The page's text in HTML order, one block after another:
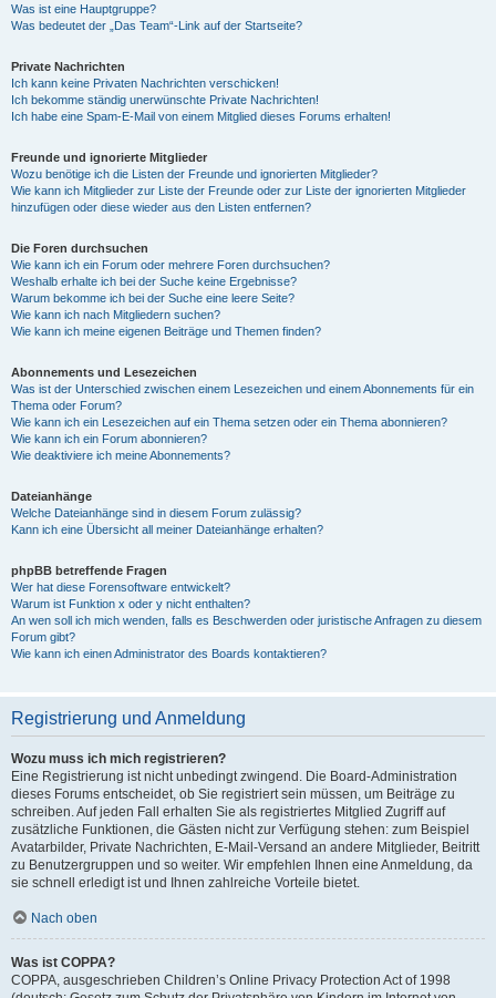
Was ist eine Hauptgruppe?
Was bedeutet der „Das Team“-Link auf der Startseite?
Private Nachrichten
Ich kann keine Privaten Nachrichten verschicken!
Ich bekomme ständig unerwünschte Private Nachrichten!
Ich habe eine Spam-E-Mail von einem Mitglied dieses Forums erhalten!
Freunde und ignorierte Mitglieder
Wozu benötige ich die Listen der Freunde und ignorierten Mitglieder?
Wie kann ich Mitglieder zur Liste der Freunde oder zur Liste der ignorierten Mitglieder
hinzufügen oder diese wieder aus den Listen entfernen?
Die Foren durchsuchen
Wie kann ich ein Forum oder mehrere Foren durchsuchen?
Weshalb erhalte ich bei der Suche keine Ergebnisse?
Warum bekomme ich bei der Suche eine leere Seite?
Wie kann ich nach Mitgliedern suchen?
Wie kann ich meine eigenen Beiträge und Themen finden?
Abonnements und Lesezeichen
Was ist der Unterschied zwischen einem Lesezeichen und einem Abonnements für ein
Thema oder Forum?
Wie kann ich ein Lesezeichen auf ein Thema setzen oder ein Thema abonnieren?
Wie kann ich ein Forum abonnieren?
Wie deaktiviere ich meine Abonnements?
Dateianhänge
Welche Dateianhänge sind in diesem Forum zulässig?
Kann ich eine Übersicht all meiner Dateianhänge erhalten?
phpBB betreffende Fragen
Wer hat diese Forensoftware entwickelt?
Warum ist Funktion x oder y nicht enthalten?
An wen soll ich mich wenden, falls es Beschwerden oder juristische Anfragen zu diesem
Forum gibt?
Wie kann ich einen Administrator des Boards kontaktieren?
Registrierung und Anmeldung
Wozu muss ich mich registrieren?
Eine Registrierung ist nicht unbedingt zwingend. Die Board-Administration
dieses Forums entscheidet, ob Sie registriert sein müssen, um Beiträge zu
schreiben. Auf jeden Fall erhalten Sie als registriertes Mitglied Zugriff auf
zusätzliche Funktionen, die Gästen nicht zur Verfügung stehen: zum Beispiel
Avatarbilder, Private Nachrichten, E-Mail-Versand an andere Mitglieder, Beitritt
zu Benutzergruppen und so weiter. Wir empfehlen Ihnen eine Anmeldung, da
sie schnell erledigt ist und Ihnen zahlreiche Vorteile bietet.
Nach oben
Was ist COPPA?
COPPA, ausgeschrieben Children’s Online Privacy Protection Act of 1998